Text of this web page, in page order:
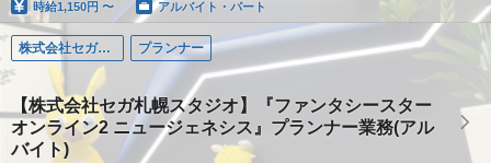
時給1,150円 〜 アルバイト・パート
株式会社セガ札幌スタジオ プランナー
【株式会社セガ札幌スタジオ】『ファンタシースター
オンライン2 ニュージェネシス』プランナー業務(アル
バイト)